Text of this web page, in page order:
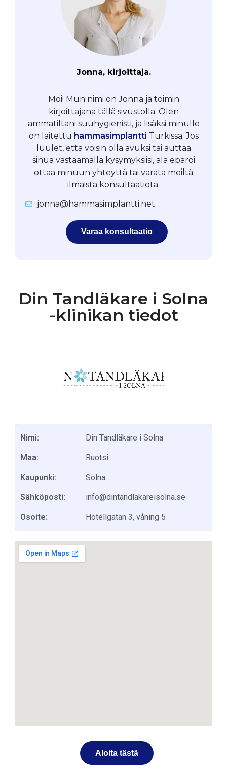
Jonna, kirjoittaja.
Moi! Mun nimi on Jonna ja toimin
kirjoittajana tällä sivustolla. Olen
ammatiltani suuhygienisti, ja lisäksi minulle
on laitettu hammasimplantti Turkissa. Jos
luulet, että voisin olla avuksi tai auttaa
sinua vastaamalla kysymyksiisi, älä epäröi
ottaa minuun yhteyttä tai varata meiltä
ilmaista konsultaatiota.
jonna@hammasimplantti.net
Varaa konsultaatio
Din Tandläkare i Solna
-klinikan tiedot
Nimi:
Maa:
Kaupunki:
Sähköposti:
Osoite:
Din Tandläkare i Solna
Ruotsi
Solna
info@dintandlakareisolna.se
Hotellgatan 3, våning 5
Aloita tästä